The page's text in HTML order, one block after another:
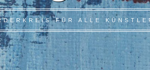
FÜR ALLE